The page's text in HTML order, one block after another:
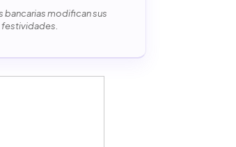
bancarias modifican sus
festividades.